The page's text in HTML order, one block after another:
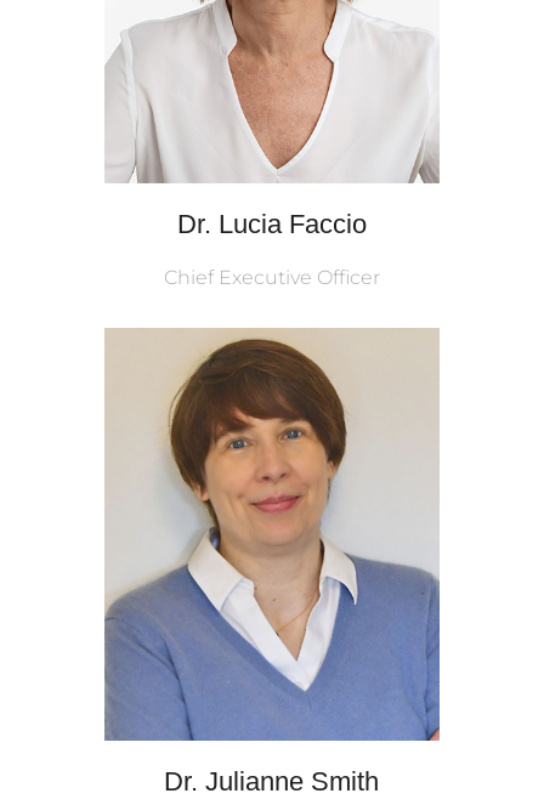
Dr. Lucia Faccio
Chief Executive Officer
Dr. Julianne Smith